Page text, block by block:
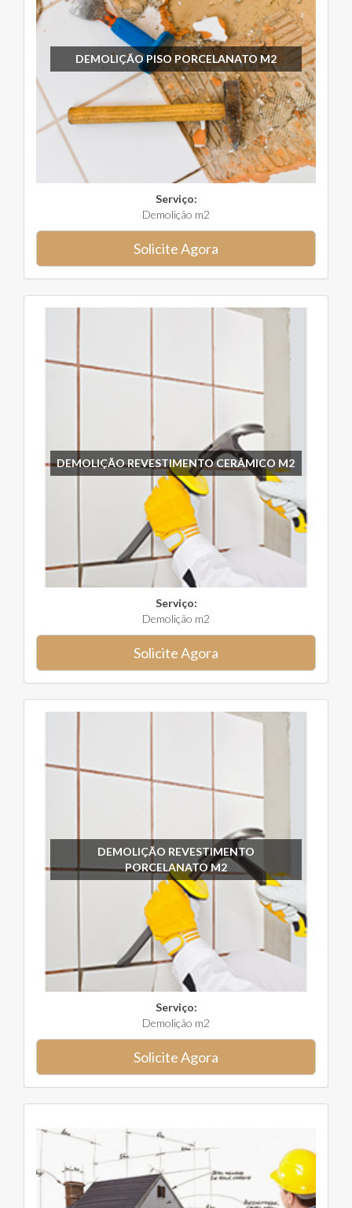
DEMOLIÇÃO PISO PORCELANATO M2
Serviço:
Demolição m2
Solicite Agora
DEMOLIÇÃO REVESTIMENTO CERÂMICO M2
Serviço:
Demolição m2
Solicite Agora
DEMOLIÇÃO REVESTIMENTO
PORCELANATO M2
Serviço:
Demolição m2
Solicite Agora